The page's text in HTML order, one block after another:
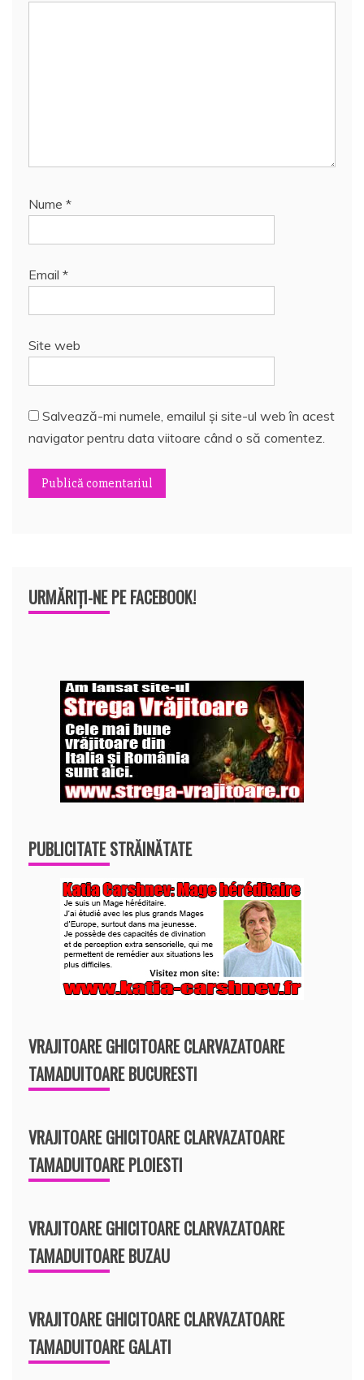
Nume *
Email *
Site web
Salvează-mi numele, emailul și site-ul web în acest
navigator pentru data viitoare când o să comentez.
URMĂRIȚI-NE PE FACEBOOK!
PUBLICITATE STRĂINĂTATE
VRAJITOARE GHICITOARE CLARVAZATOARE
TAMADUITOARE BUCURESTI
VRAJITOARE GHICITOARE CLARVAZATOARE
TAMADUITOARE PLOIESTI
VRAJITOARE GHICITOARE CLARVAZATOARE
TAMADUITOARE BUZAU
VRAJITOARE GHICITOARE CLARVAZATOARE
TAMADUITOARE GALATI